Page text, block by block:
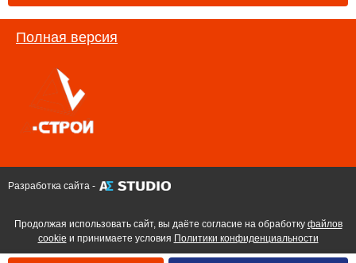
Полная версия
Разработка сайта -
Продолжая использовать сайт, вы даёте согласие на обработку файлов
cookie и принимаете условия Политики конфиденциальности